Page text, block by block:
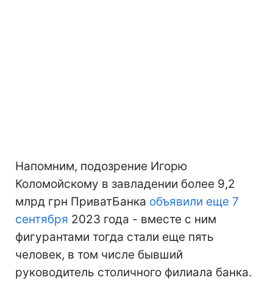
Напомним, подозрение Игорю
Коломойскому в завладении более 9,2
млрд грн ПриватБанка объявили еще 7
сентября 2023 года - вместе с ним
фигурантами тогда стали еще пять
человек, в том числе бывший
руководитель столичного филиала банка.